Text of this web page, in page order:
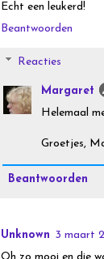
Echt een leukerd!
Beantwoorden
Reacties
Margaret
Helemaal
Groetjes,
Beantwoorden
Unknown 3 maart